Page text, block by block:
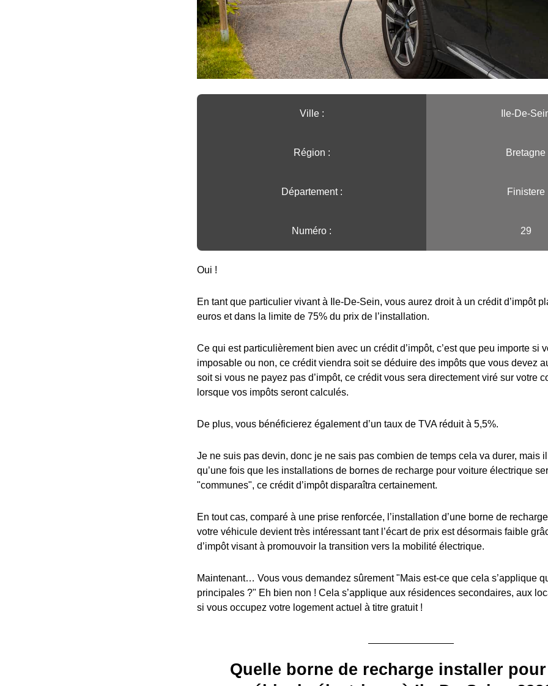
Ville :️ Ile-De-
Région :️ Bretagne
Département : Finistere
Numéro : 29
Oui !
En tant que particulier vivant à Ile-De-Sein, vous aurez droit à un crédit d’impôt
euros et dans la limite de 75% du prix de l’installation.
Ce qui est particulièrement bien avec un crédit d’impôt, c’est que peu importe si
imposable ou non, ce crédit viendra soit se déduire des impôts que vous devez
soit si vous ne payez pas d’impôt, ce crédit vous sera directement viré sur votre
lorsque vos impôts seront calculés.
De plus, vous bénéficierez également d’un taux de TVA réduit à 5,5%.
Je ne suis pas devin, donc je ne sais pas combien de temps cela va durer, mais
qu’une fois que les installations de bornes de recharge pour voiture électrique
"communes", ce crédit d’impôt disparaîtra certainement.
En tout cas, comparé à une prise renforcée, l’installation d’une borne de
votre véhicule devient très intéressant tant l’écart de prix est désormais faible
d’impôt visant à promouvoir la transition vers la mobilité électrique.
Maintenant… Vous vous demandez sûrement "Mais est-ce que cela s’applique
principales ?" Eh bien non ! Cela s’applique aux résidences secondaires, aux
si vous occupez votre logement actuel à titre gratuit !
Quelle borne de recharge installer